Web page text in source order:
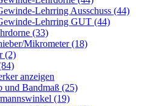
Lehrring Ausschuss (44)
Lehrring GUT (44)
(33)
Mikrometer (18)
(2)
anzeigen
und Bandmaß (25)
(19)